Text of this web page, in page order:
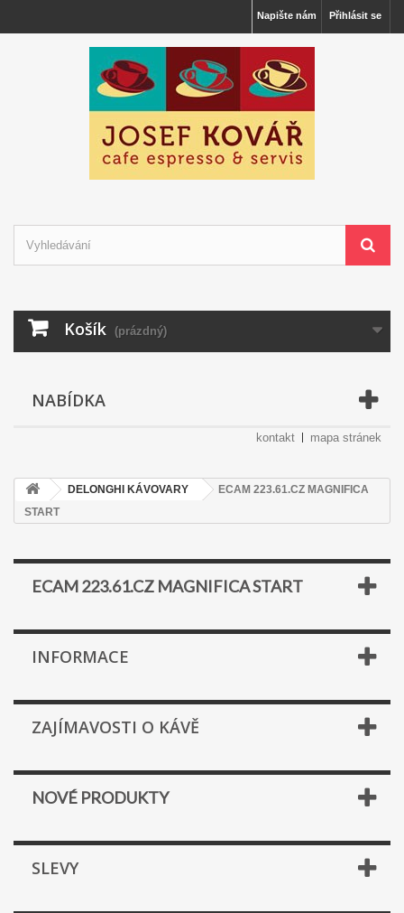
Přihlásit se
Napište nám
Košík (prázdný)
NABÍDKA
kontakt mapa stránek
DELONGHI KÁVOVARY
ECAM 223.61.CZ MAGNIFICA
START
ECAM 223.61.CZ MAGNIFICA START
INFORMACE
ZAJÍMAVOSTI O KÁVĚ
NOVÉ PRODUKTY
SLEVY